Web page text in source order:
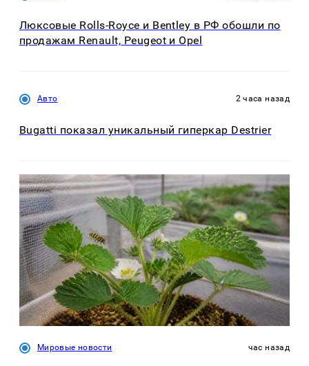
Люксовые Rolls-Royce и Bentley в РФ обошли по
продажам Renault, Peugeot и Opel
Авто 2 часа назад
Bugatti показал уникальный гиперкар Destrier
Мировые новости час назад